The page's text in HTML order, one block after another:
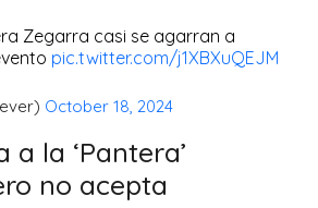
Zegarra casi se agarran a
pic.twitter.com/j1XBXuQEJM
October 18, 2024
a la ‘Pantera’
no acepta